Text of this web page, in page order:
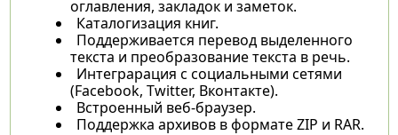
оглавления, закладок и заметок.
Каталогизация книг.
Поддерживается перевод выделенного
текста и преобразование текста в речь.
Интеграрация с социальными сетями
(Facebook, Twitter, Вконтакте).
Встроенный веб-браузер.
Поддержка архивов в формате ZIP и RAR.